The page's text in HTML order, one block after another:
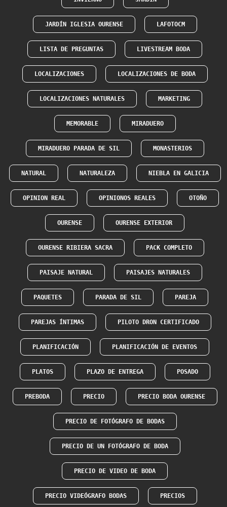
JARDÍN IGLESIA OURENSE LAFOTOCM
LISTA DE PREGUNTAS LIVESTREAM BODA
LOCALIZACIONES LOCALIZACIONES DE BODA
LOCALIZACIONES NATURALES MARKETING
MEMORABLE MIRADUERO
MIRADUERO PARADA DE SIL MONASTERIOS
NATURAL NATURALEZA NIEBLA EN GALICIA
OPINION REAL OPINIONOS REALES OTOÑO
OURENSE OURENSE EXTERIOR
OURENSE RIBIERA SACRA PACK COMPLETO
PAISAJE NATURAL PAISAJES NATURALES
PAQUETES PARADA DE SIL PAREJA
PAREJAS ÍNTIMAS PILOTO DRON CERTIFICADO
PLANIFICACIÓN PLANIFICACIÓN DE EVENTOS
PLATOS PLAZO DE ENTREGA POSADO
PREBODA PRECIO PRECIO BODA OURENSE
PRECIO DE FOTÓGRAFO DE BODAS
PRECIO DE UN FOTÓGRAFO DE BODA
PRECIO DE VIDEO DE BODA
PRECIO VIDEÓGRAFO BODAS PRECIOS